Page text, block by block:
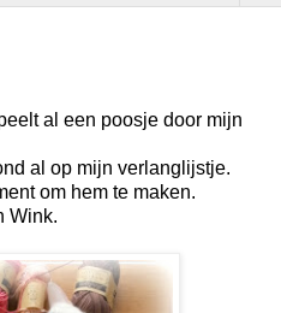
al een poosje door mijn
al op mijn verlanglijstje.
om hem te maken.
Wink.